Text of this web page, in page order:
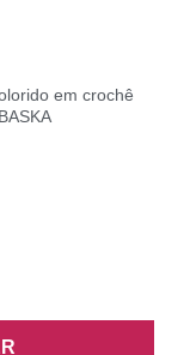
em crochê